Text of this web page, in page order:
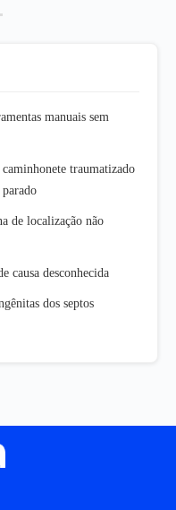
manuais sem
traumatizado
de localização não
causa desconhecida
dos septos